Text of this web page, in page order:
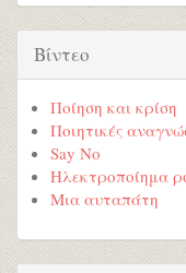
Βίντεο
Ποίηση και κρίση
Ποιητικές
Say No
Ηλεκτροποίημα
Μια αυταπάτη